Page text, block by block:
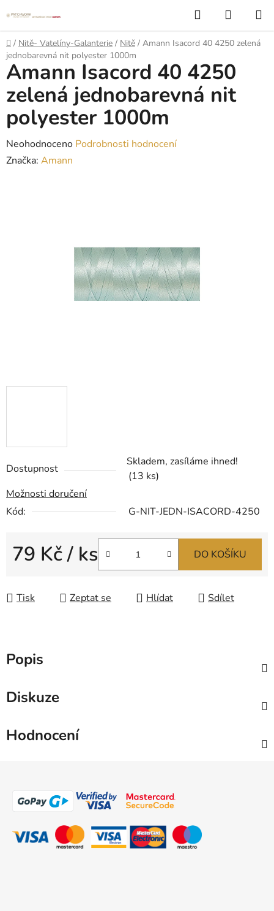
na
obsah
Hledat
KOŠÍK
Domů
/ Nitě- Vatelíny-Galanterie / Nitě / Amann Isacord 40 4250 zelená
jednobarevná nit polyester 1000m
Dostupnost
Skladem, zasíláme ihned!
(13 ks)
Možnosti doručení
Kód:
G-NIT-JEDN-ISACORD-4250
79 Kč/ ks DO KOŠÍKU
Tisk Zeptat se Hlídat Sdílet
Amann Isacord 40 4250
zelená jednobarevná nit
polyester 1000m
Průměrné
hodnocení
Neohodnoceno Podrobnosti hodnocení
Značka: Amann
Popis
Diskuze
Hodnocení